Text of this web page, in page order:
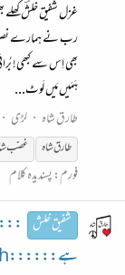
غزل شفیق خلشؔ کُھلے
رب نے ہمارے نصیب
بھی اِس سے کبھی!
ہَمَیں مَیں لَوٹ...
طارق شاہ
لڑی
طارق شاہ
غضب
فورم:پسندیدہ کلام
شفیق خلش
ہے::::::Shafiq -Khalish